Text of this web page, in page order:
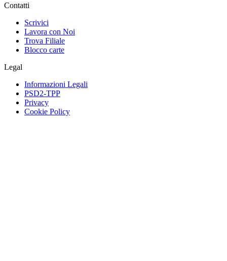
Contatti
Scrivici
Lavora con Noi
Trova Filiale
Blocco carte
Legal
Informazioni Legali
PSD2-TPP
Privacy
Cookie Policy